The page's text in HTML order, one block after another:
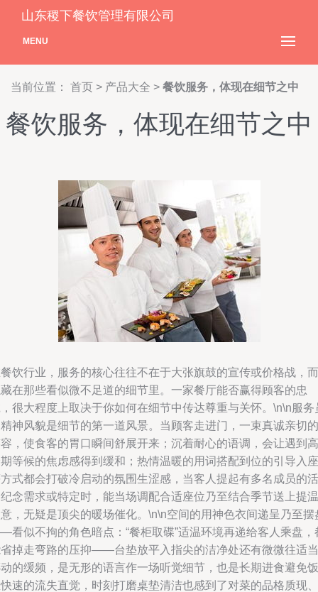
山东稷下餐饮管理有限公司
MENU
当前位置： 首页 > 产品大全 > 餐饮服务，体现在细节之中
餐饮服务，体现在细节之中
饮行业，服务的核心往往不在于大张旗鼓的宣传或价格战，而
在那些看似微不足道的细节里。一家餐厅能否赢得顾客的忠
很大程度上取决于你如何在细节中传达尊重与关怀。\n\n服务
神风貌是细节的第一道风景。当顾客走进门，一束真诚亲切的
，使食客的胃口瞬间舒展开来；沉着耐心的语调，会让遇到高
等候的焦虑感得到缓和；热情温暖的用词搭配到位的引导入座
式都会打破冷启动的氛围生涩感，当客人提起有多名成员的活
念需求或特定时，能当场调配合适座位乃至结合季节送上提温
，无疑是顶尖的暖场催化。\n\n空间的用神色衣间递呈乃至摆
看似不拘的角色暗点：“餐柜取碟”适温环境再递给客人乘盘，
掉走弯路的压抑——台垫放平入指尖的洁净处还有微微往适当
的缓频，是无形的语言作一场听觉细节，也是长期进食避免饭
速的流失直觉，时刻打磨桌垫清洁也感到了对菜的品格质现、